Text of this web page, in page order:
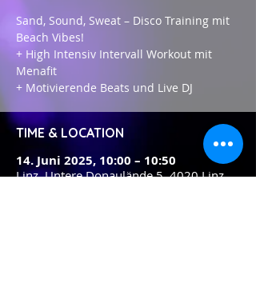
Sand, Sound, Sweat – Disco Training mit
Beach Vibes!
+ High Intensiv Intervall Workout mit
Menafit
+ Motivierende Beats und Live DJ
TIME & LOCATION
14. Juni 2025, 10:00 – 10:50
Linz, Untere Donaulände 5, 4020 Linz,